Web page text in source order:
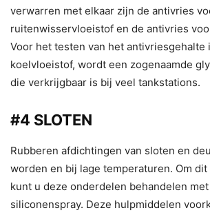
verwarren met elkaar zijn de antivries
ruitenwisservloeistof en de antivries
Voor het testen van het antivriesgehalte
koelvloeistof, wordt een zogenaamde
die verkrijgbaar is bij veel tankstations.
#4 SLOTEN
Rubberen afdichtingen van sloten en
worden en bij lage temperaturen. Om
kunt u deze onderdelen behandelen
siliconenspray. Deze hulpmiddelen